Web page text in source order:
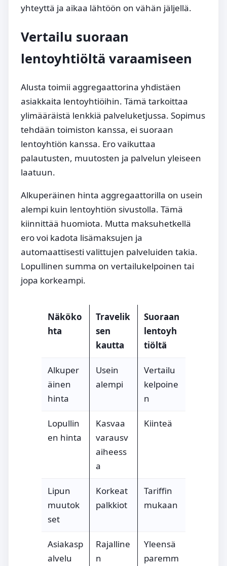
yhteyttä ja aikaa lähtöön on vähän jäljellä.
Vertailu suoraan
lentoyhtiöltä varaamiseen
Alusta toimii aggregaattorina yhdistäen
asiakkaita lentoyhtiöihin. Tämä tarkoittaa
ylimääräistä lenkkiä palveluketjussa. Sopimus
tehdään toimiston kanssa, ei suoraan
lentoyhtiön kanssa. Ero vaikuttaa
palautusten, muutosten ja palvelun yleiseen
laatuun.
Alkuperäinen hinta aggregaattorilla on usein
alempi kuin lentoyhtiön sivustolla. Tämä
kiinnittää huomiota. Mutta maksuhetkellä
ero voi kadota lisämaksujen ja
automaattisesti valittujen palveluiden takia.
Lopullinen summa on vertailukelpoinen tai
jopa korkeampi.
Näköko
hta
Travelik
sen
kautta
Suoraan
lentoyh
tiöltä
Alkuper
äinen
hinta
Usein
alempi
Vertailu
kelpoine
n
Lopullin
en hinta
Kasvaa
varausv
aiheess
a
Kiinteä
Lipun
muutok
set
Korkeat
palkkiot
Tariffin
mukaan
Asiakasp
alvelu
Rajalline
n
Yleensä
paremm